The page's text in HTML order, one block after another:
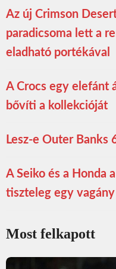
Az új Crimson
paradicsoma lett a
eladható portékával
A Crocs egy elefánt
bővíti a kollekcióját
Lesz-e Outer Banks
A Seiko és a Honda
tiszteleg egy
Most felkapott